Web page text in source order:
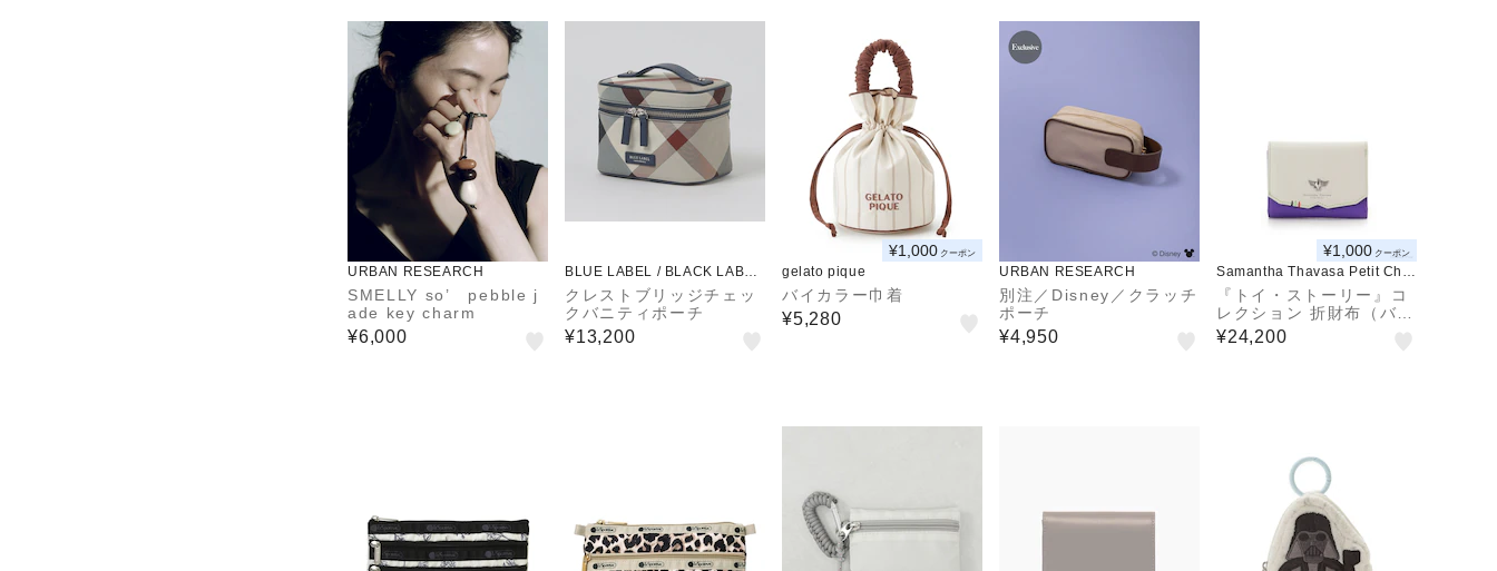
URBAN RESEARCH
SMELLY so’ pebble j
ade key charm
¥6,000
BLUE LABEL / BLACK LABEL
CRESTBRIDGE
クレストブリッジチェッ
クバニティポーチ
¥13,200
¥1,000 クーポン
gelato pique
バイカラー巾着
¥5,280
URBAN RESEARCH
別注／Disney／クラッチ
ポーチ
¥4,950
¥1,000 クーポン
Samantha Thavasa Petit Choi
ce『トイ・ストーリー』コ
レクション 折財布（バ
ズ）
¥24,200